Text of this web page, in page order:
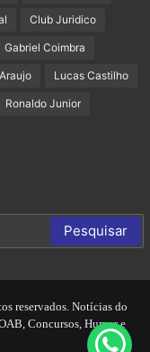
Club Juridico
Gabriel Coimbra
Lucas Castilho
Ronaldo Junior
reservados. Notícias do
Concursos, Humor e